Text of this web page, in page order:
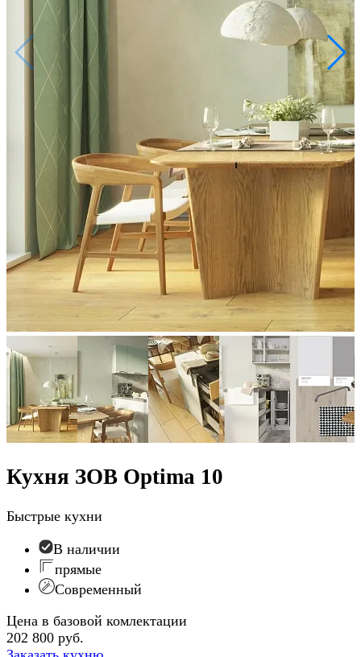
Кухня ЗОВ Optima 10
Быстрые кухни
В наличии
прямые
Современный
Цена в базовой комлектации
202 800 руб.